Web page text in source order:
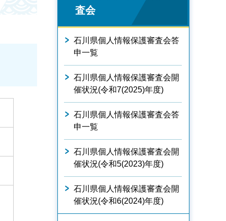
査会
石川県個人情報保護審査会答
申一覧
石川県個人情報保護審査会開
催状況(令和7(2025)年度)
石川県個人情報保護審査会答
申一覧
石川県個人情報保護審査会開
催状況(令和5(2023)年度)
石川県個人情報保護審査会開
催状況(令和6(2024)年度)